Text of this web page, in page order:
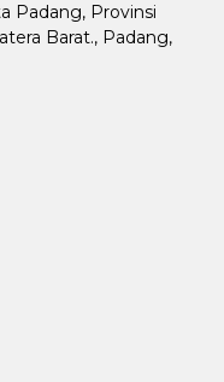
Padang, Provinsi
Barat., Padang,